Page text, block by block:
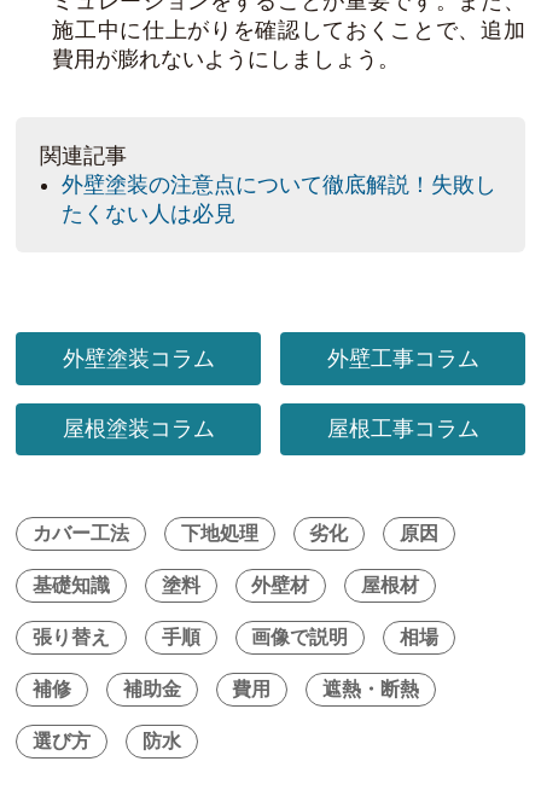
施工中に仕上がりを確認しておくことで、追加
費用が膨れないようにしましょう。
関連記事
外壁塗装の注意点について徹底解説！失敗し
たくない人は必見
外壁塗装コラム 外壁工事コラム
屋根塗装コラム 屋根工事コラム
カバー工法 下地処理 劣化 原因
基礎知識 塗料 外壁材 屋根材
張り替え 手順 画像で説明 相場
補修 補助金 費用 遮熱・断熱
選び方 防水